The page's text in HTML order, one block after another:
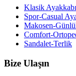
Klasik
Spor-Casual
Makosen-
Comfort-
Sandalet-Terlik
Bize Ulaşın